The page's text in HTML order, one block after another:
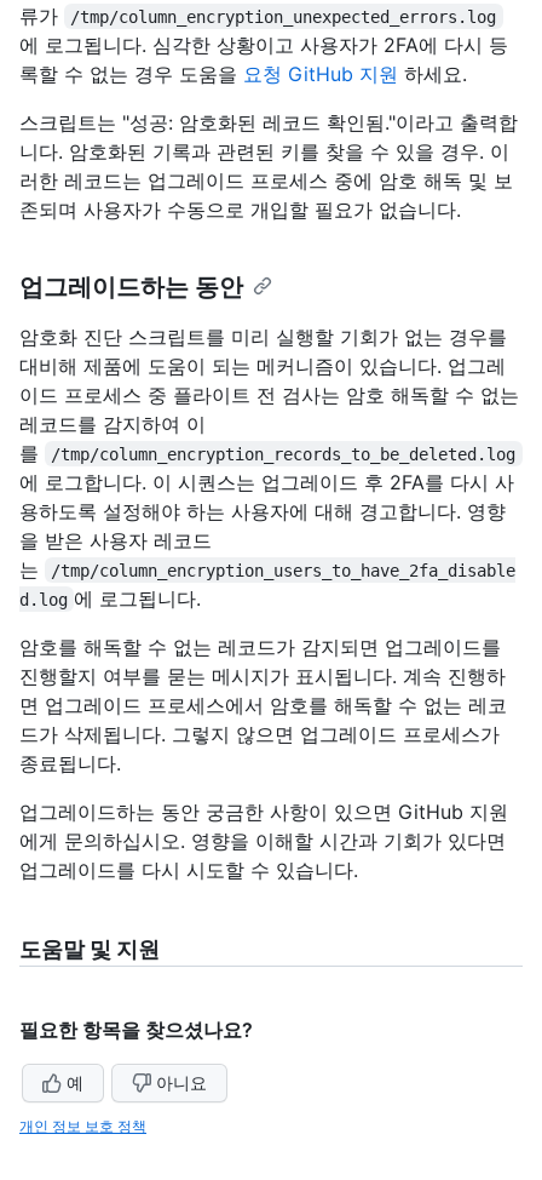
류가
/tmp/column_encryption_unexpected_errors.log
에 로그됩니다. 심각한 상황이고 사용자가 2FA에 다시 등
록할 수 없는 경우 도움을 요청 GitHub 지원 하세요.
스크립트는 "성공: 암호화된 레코드 확인됨."이라고 출력합
니다. 암호화된 기록과 관련된 키를 찾을 수 있을 경우. 이
러한 레코드는 업그레이드 프로세스 중에 암호 해독 및 보
존되며 사용자가 수동으로 개입할 필요가 없습니다.
업그레이드하는 동안
암호화 진단 스크립트를 미리 실행할 기회가 없는 경우를
대비해 제품에 도움이 되는 메커니즘이 있습니다. 업그레
이드 프로세스 중 플라이트 전 검사는 암호 해독할 수 없는
레코드를 감지하여 이
를
/tmp/column_encryption_records_to_be_deleted.log
에 로그합니다. 이 시퀀스는 업그레이드 후 2FA를 다시 사
용하도록 설정해야 하는 사용자에 대해 경고합니다. 영향
을 받은 사용자 레코드
는
/tmp/column_encryption_users_to_have_2fa_disable
d.log 에 로그됩니다.
암호를 해독할 수 없는 레코드가 감지되면 업그레이드를
진행할지 여부를 묻는 메시지가 표시됩니다. 계속 진행하
면 업그레이드 프로세스에서 암호를 해독할 수 없는 레코
드가 삭제됩니다. 그렇지 않으면 업그레이드 프로세스가
종료됩니다.
업그레이드하는 동안 궁금한 사항이 있으면 GitHub 지원
에게 문의하십시오. 영향을 이해할 시간과 기회가 있다면
업그레이드를 다시 시도할 수 있습니다.
도움말 및 지원
필요한 항목을 찾으셨나요?
예 아니요
개인 정보 보호 정책